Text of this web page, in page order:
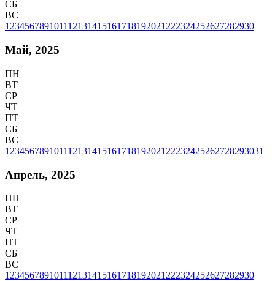
СБ
ВС
123456789101112131415161718192021222324252627282930
Май, 2025
ПН
ВТ
СР
ЧТ
ПТ
СБ
ВС
1 23456789101112131415161718192021 22232425262728293031
Апрель, 2025
ПН
ВТ
СР
ЧТ
ПТ
СБ
ВС
1 23456789101112131415161718192021 222324252627282930